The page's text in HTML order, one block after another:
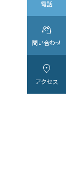
電話

問い合わせ

アクセス